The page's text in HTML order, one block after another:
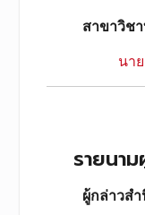
สาขาวิช
นา
รายนา
ผู้กล่าวส